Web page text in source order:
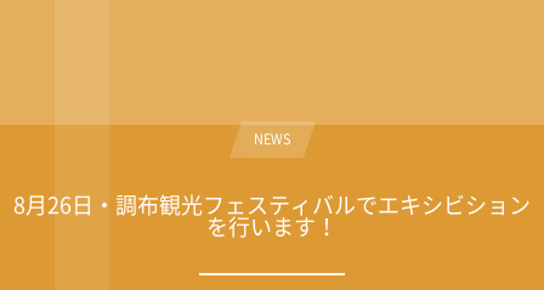
NEWS
8月26日・調布観光フェスティバルでエキシビション
を行います！